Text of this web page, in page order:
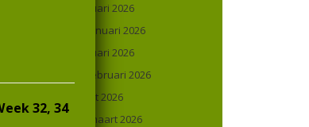
of zaterdag 10 januari 2026
of zaterdag 24 januari 2026
zaterdag 7 februari 2026
of zaterdag 21 februari 2026
of zaterdag 7 maart 2026
of zaterdag 21 maart 2026
eek 32, 34